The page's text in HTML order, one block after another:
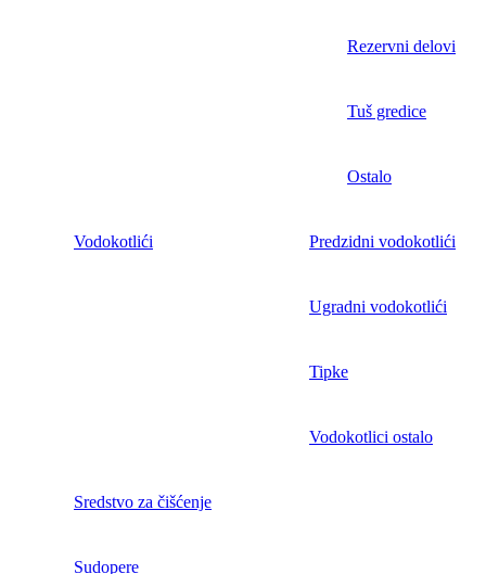
Rezervni delovi
Tuš gredice
Ostalo
Vodokotlići Predzidni vodokotlići
Ugradni vodokotlići
Tipke
Vodokotlici ostalo
Sredstvo za čišćenje
Sudopere